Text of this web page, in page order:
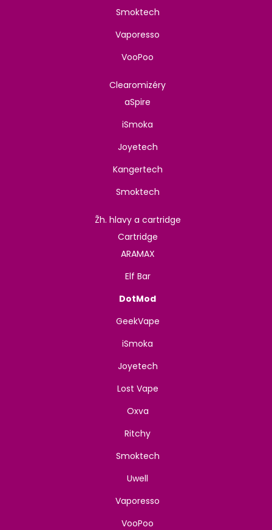
Smoktech
Vaporesso
VooPoo
Clearomizéry
aSpire
iSmoka
Joyetech
Kangertech
Smoktech
Žh. hlavy a cartridge
Cartridge
ARAMAX
Elf Bar
DotMod
GeekVape
iSmoka
Joyetech
Lost Vape
Oxva
Ritchy
Smoktech
Uwell
Vaporesso
VooPoo